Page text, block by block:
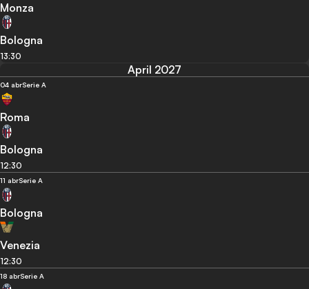
Monza
Bologna
13:30
April 2027
04 abrSerie A
Roma
Bologna
12:30
11 abrSerie A
Bologna
Venezia
12:30
18 abrSerie A